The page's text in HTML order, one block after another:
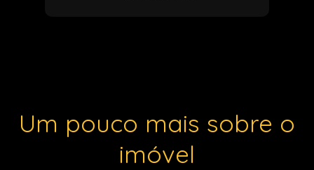
Um pouco mais sobre o
imóvel